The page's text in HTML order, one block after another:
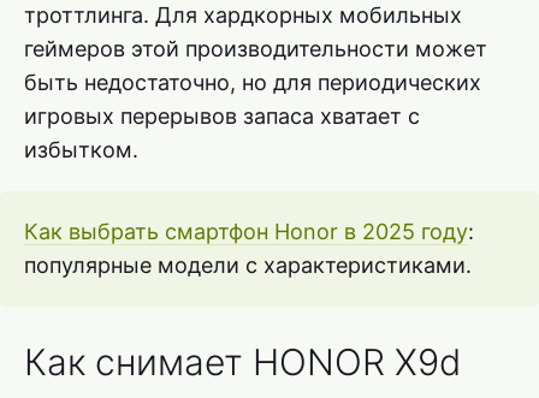
троттлинга. Для хардкорных мобильных
геймеров этой производительности может
быть недостаточно, но для периодических
игровых перерывов запаса хватает с
избытком.
Как выбрать смартфон Honor в 2025 году:
популярные модели c характеристиками.
Как снимает HONOR X9d